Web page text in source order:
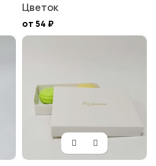
Цветок
от 54 ₽